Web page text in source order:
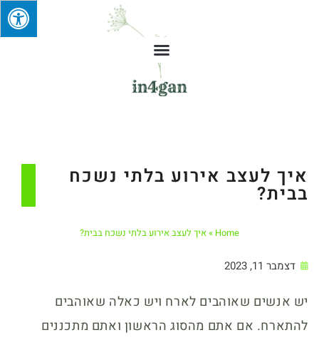
איך לעצב אירוע בלתי נשכח
בבית?
Home
»איך לעצב אירוע בלתי נשכח בבית?
דצמבר 11, 2023
יש אנשים שאוהבים לארח ויש כאלה שאוהבים
להתארח. אם אתם מהסוג הראשון ואתם מתכננים